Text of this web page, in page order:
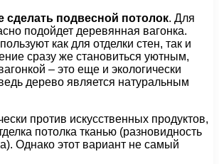
сделать подвесной потолок. Для
подойдет деревянная вагонка.
как для отделки стен, так и
сразу же становиться уютным,
– это еще и экологически
дерево является натуральным
против искусственных продуктов,
потолка тканью (разновидность
Однако этот вариант не самый